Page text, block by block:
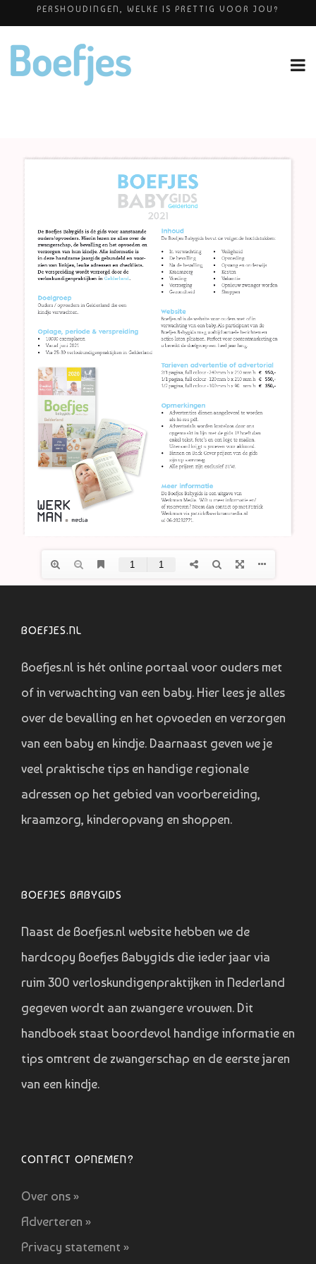
BABYBLOEI
YOGAPRAKTIJK THEA SMIT
BOEFJES.NL
Boefjes.nl is hét online portaal voor ouders met
of in verwachting van een baby. Hier lees je alles
over de bevalling en het opvoeden en verzorgen
van een baby en kindje. Daarnaast geven we je
veel praktische tips en handige regionale
adressen op het gebied van voorbereiding,
kraamzorg, kinderopvang en shoppen.
BOEFJES BABYGIDS
Naast de Boefjes.nl website hebben we de
hardcopy Boefjes Babygids die ieder jaar via
ruim 300 verloskundigenpraktijken in Nederland
gegeven wordt aan zwangere vrouwen. Dit
handboek staat boordevol handige informatie en
tips omtrent de zwangerschap en de eerste jaren
van een kindje.
CONTACT OPNEMEN?
Over ons »
Adverteren »
Privacy statement »